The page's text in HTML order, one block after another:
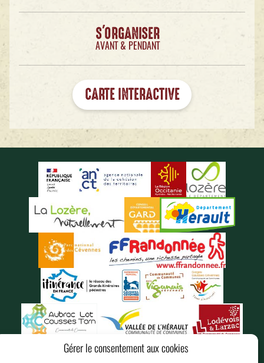
Gérer le consentement aux cookies
S'ORGANISER
AVANT & PENDANT
CARTE INTERACTIVE